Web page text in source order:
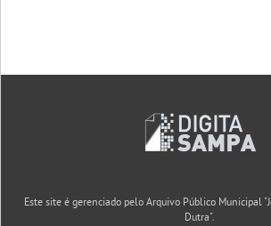
Este site é gerenciado pelo Arquivo Público Municipal
Dutra".